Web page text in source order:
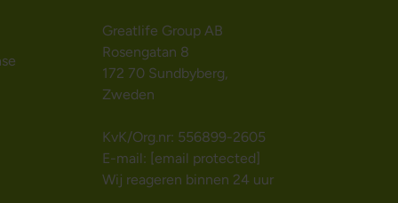
Greatlife Group AB
Rosengatan 8
172 70 Sundbyberg,
Zweden
KvK/Org.nr: 556899-2605
E-mail: [email protected]
Wij reageren binnen 24 uur